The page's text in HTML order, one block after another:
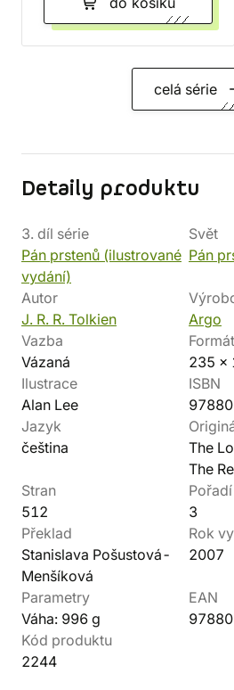
celá série
Detaily produktu
3. díl série
Pán prstenů (ilustrované
vydání)
Svět
Pán
Autor
J. R. R. Tolkien
Argo
Vazba
Vázaná
Formát
235 x
Ilustrace
Alan Lee
ISBN
Jazyk
čeština
The
The
Stran
512
3
Překlad
Stanislava Pošustová-
Menšíková
Rok
2007
Parametry
Váha: 996 g
EAN
Kód produktu
2244